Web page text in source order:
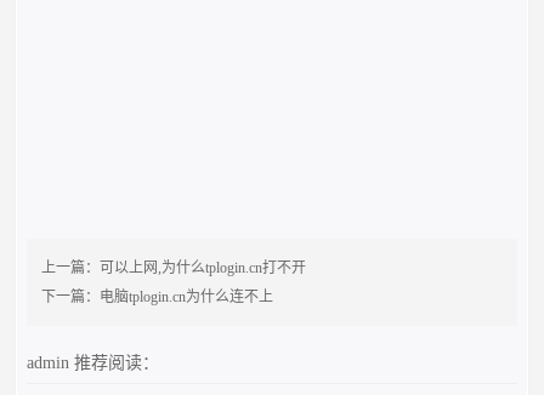
上一篇：
可以上网,为什么tplogin.cn打不开
下一篇： 电脑tplogin.cn为什么连不上
admin推荐阅读：